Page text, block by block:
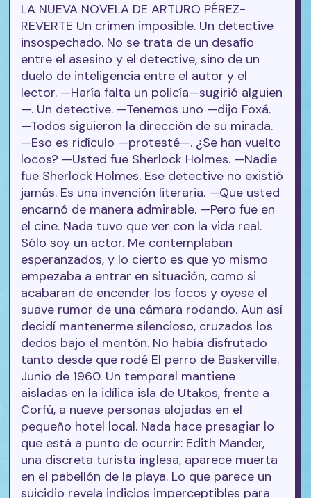
LA NUEVA NOVELA DE ARTURO PÉREZ-
REVERTE Un crimen imposible. Un detective
insospechado. No se trata de un desafío
entre el asesino y el detective, sino de un
duelo de inteligencia entre el autor y el
lector. —Haría falta un policía—sugirió alguien
—. Un detective. —Tenemos uno —dijo Foxá.
—Todos siguieron la dirección de su mirada.
—Eso es ridículo —protesté—. ¿Se han vuelto
locos? —Usted fue Sherlock Holmes. —Nadie
fue Sherlock Holmes. Ese detective no existió
jamás. Es una invención literaria. —Que usted
encarnó de manera admirable. —Pero fue en
el cine. Nada tuvo que ver con la vida real.
Sólo soy un actor. Me contemplaban
esperanzados, y lo cierto es que yo mismo
empezaba a entrar en situación, como si
acabaran de encender los focos y oyese el
suave rumor de una cámara rodando. Aun así
decidí mantenerme silencioso, cruzados los
dedos bajo el mentón. No había disfrutado
tanto desde que rodé El perro de Baskerville.
Junio de 1960. Un temporal mantiene
aisladas en la idílica isla de Utakos, frente a
Corfú, a nueve personas alojadas en el
pequeño hotel local. Nada hace presagiar lo
que está a punto de ocurrir: Edith Mander,
una discreta turista inglesa, aparece muerta
en el pabellón de la playa. Lo que parece un
suicidio revela indicios imperceptibles para